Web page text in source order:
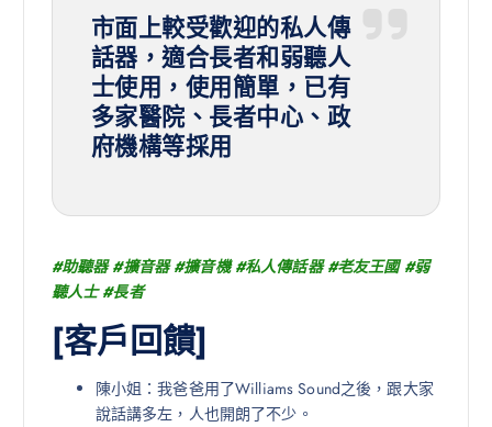
市面上較受歡迎的私人傳
話器，適合長者和弱聽人
士使用，使用簡單，已有
多家醫院、長者中心、政
府機構等採用
#助聽器 #擴音器 #擴音機 #私人傳話器 #老友王國 #弱
聽人士 #長者
[客戶回饋]
陳小姐：我爸爸用了Williams Sound之後，跟大家
說話講多左，人也開朗了不少。